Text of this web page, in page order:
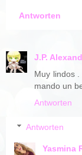
Antworten
J.P.
Muy lindos
mando un
Antworten
Antworten
Yasmina